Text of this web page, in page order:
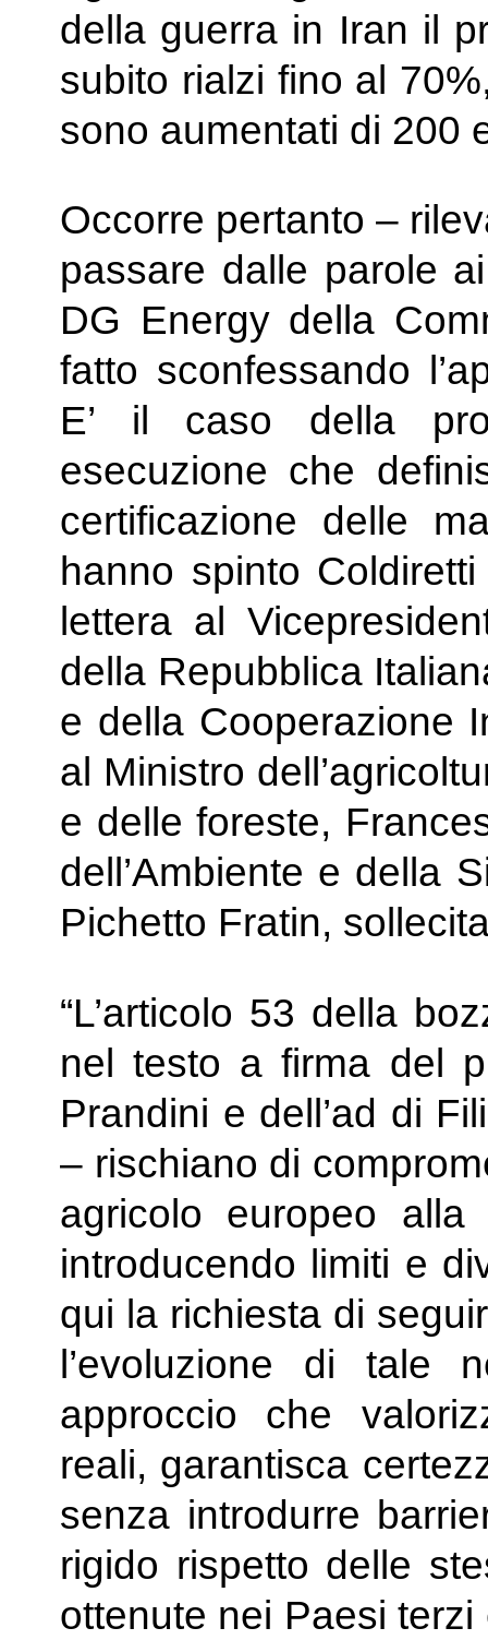
della guerra in Iran il
subito rialzi fino al
sono aumentati di 200
Occorre pertanto –
passare dalle parole
DG Energy della
fatto sconfessando
E’ il caso della
esecuzione che
certificazione delle
hanno spinto
lettera al
della Repubblica
e della Cooperazione
al Ministro
e delle foreste,
dell’Ambiente e della
Pichetto Fratin,
“L’articolo 53 della
nel testo a firma del
Prandini e dell’ad di
– rischiano di
agricolo europeo alla
introducendo limiti e
qui la richiesta di
l’evoluzione di tale
approccio che
reali, garantisca
senza introdurre
rigido rispetto delle
ottenute nei Paesi terzi